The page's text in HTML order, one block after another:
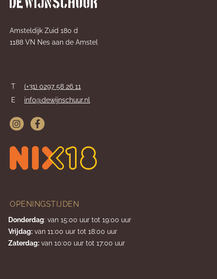
Amsteldijk Zuid 180 d
1188 VN Nes aan de Amstel
T
(+31) 0297 58 26 11
E
info@dewijnschuur.nl
OPENINGSTIJDEN
Donderdag: van 15:00 uur tot 19:00 uur
Vrijdag: van 11:00 uur tot 18:00 uur
Zaterdag: van 10:00 uur tot 17:00 uur